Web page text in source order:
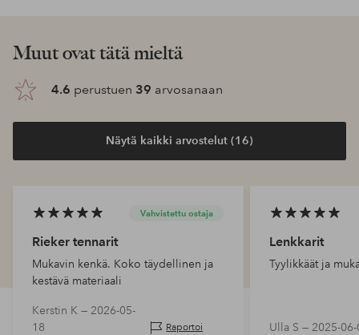
Muut ovat tätä mieltä
4.6 perustuen 39 arvosanaan
Näytä kaikki arvostelut (16)
Vahvistettu ostaja
Rieker tennarit
Mukavin kenkä. Koko täydellinen ja
kestävä materiaali
Kerstin K — 2026-05-
18
Raportoi
Lenkkarit
Tyylikkäät ja
Ulla S — 2025-